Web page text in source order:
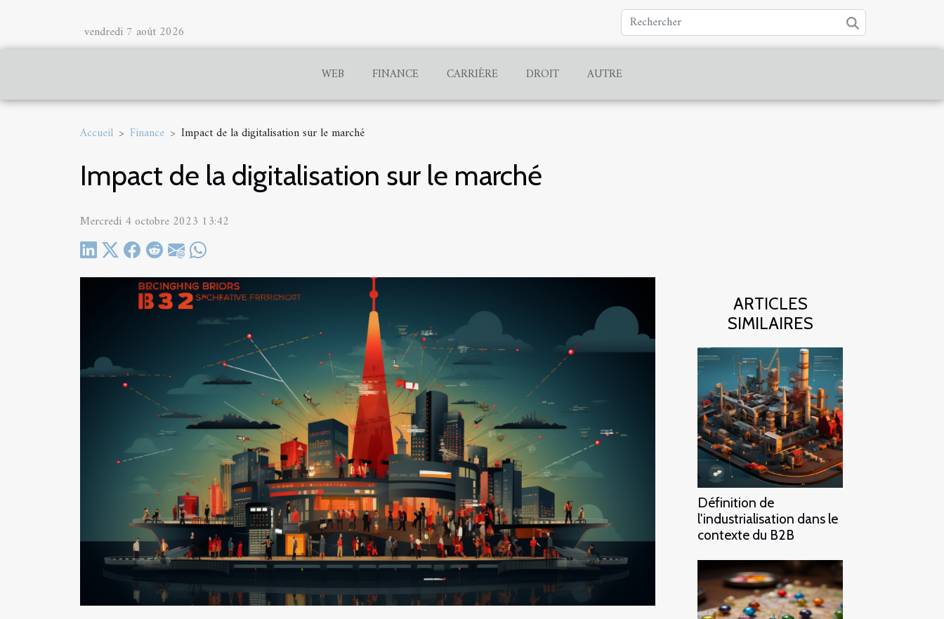
vendredi 7 août 2026
WEB FINANCE CARRIÈRE DROIT AUTRE
Accueil Finance Impact de la digitalisation sur le marché
Impact de la digitalisation sur le marché
Mercredi 4 octobre 2023 13:42
ARTICLES
SIMILAIRES
Définition de
l'industrialisation dans le
contexte du B2B